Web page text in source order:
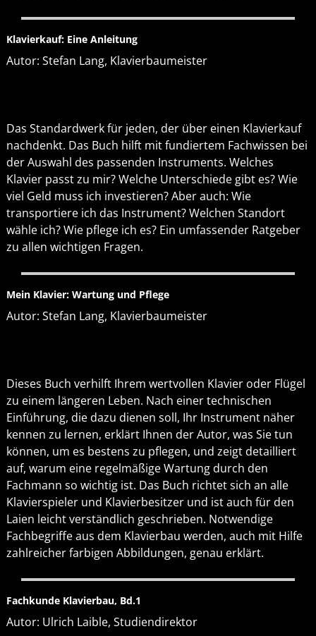
Klavierkauf: Eine Anleitung
Autor: Stefan Lang, Klavierbaumeister
Das Standardwerk für jeden, der über einen Klavierkauf
nachdenkt. Das Buch hilft mit fundiertem Fachwissen bei
der Auswahl des passenden Instruments. Welches
Klavier passt zu mir? Welche Unterschiede gibt es? Wie
viel Geld muss ich investieren? Aber auch: Wie
transportiere ich das Instrument? Welchen Standort
wähle ich? Wie pflege ich es? Ein umfassender Ratgeber
zu allen wichtigen Fragen.
Mein Klavier: Wartung und Pflege
Autor: Stefan Lang, Klavierbaumeister
Dieses Buch verhilft Ihrem wertvollen Klavier oder Flügel
zu einem längeren Leben. Nach einer technischen
Einführung, die dazu dienen soll, Ihr Instrument näher
kennen zu lernen, erklärt Ihnen der Autor, was Sie tun
können, um es bestens zu pflegen, und zeigt detailliert
auf, warum eine regelmäßige Wartung durch den
Fachmann so wichtig ist. Das Buch richtet sich an alle
Klavierspieler und Klavierbesitzer und ist auch für den
Laien leicht verständlich geschrieben. Notwendige
Fachbegriffe aus dem Klavierbau werden, auch mit Hilfe
zahlreicher farbigen Abbildungen, genau erklärt.
Fachkunde Klavierbau, Bd.1
Autor: Ulrich Laible, Studiendirektor